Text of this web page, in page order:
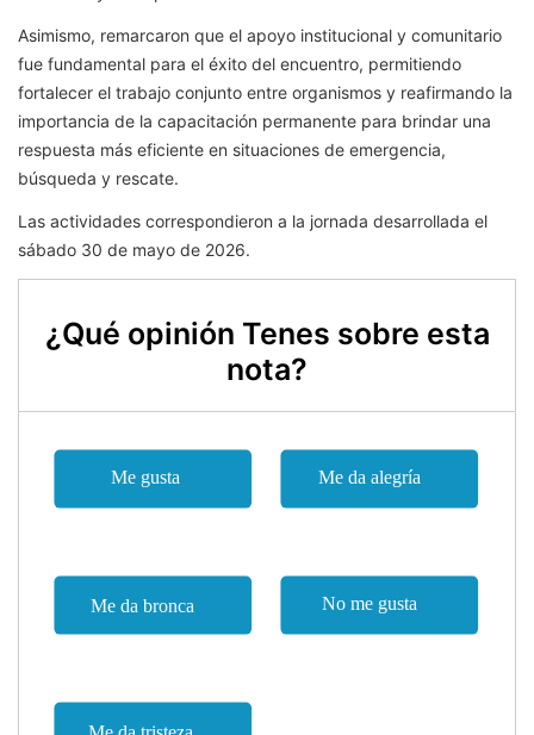
Asimismo, remarcaron que el apoyo institucional y comunitario
fue fundamental para el éxito del encuentro, permitiendo
fortalecer el trabajo conjunto entre organismos y reafirmando la
importancia de la capacitación permanente para brindar una
respuesta más eficiente en situaciones de emergencia,
búsqueda y rescate.
Las actividades correspondieron a la jornada desarrollada el
sábado 30 de mayo de 2026.
¿Qué opinión Tenes sobre esta
nota?